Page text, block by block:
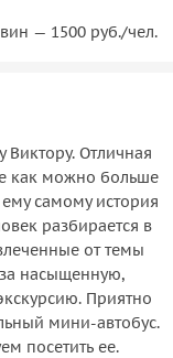
— 1500 руб./чел.
Виктору. Отличная
как можно больше
самому история
разбирается в
от темы
насыщенную,
Приятно
мини-автобус.
посетить ее.